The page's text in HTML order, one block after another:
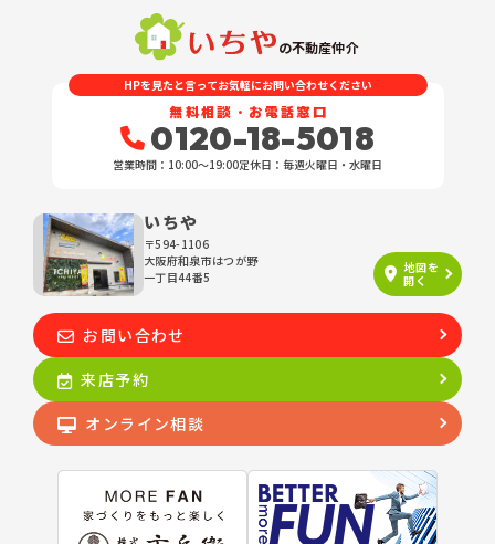
(5) 保有するお客さま情報について、お客さま本人からの開示、訂正、
削除、利用停止の依頼を所定の窓口でお受けして、誠意をもって対応い
具体的には、以下の内容に従ってお客さま情報の取り扱いをいたしま
３．お客様の情報の利用目的
り、各種の申込みの受付、訪問、提案、見積、各種の工事やサービス提
供等の機会に、当社が直接あるいは協力会社又は業務委託先等を通じ
て、お客さまの個人情報（お客さまの電子メールアドレス、氏名、住
所、電話番号等）を取得いたしますが、これらの個人情報は下記の目的
に利用させていただきます。
(1) 不動産についてのサービスの提供
(2) 不動産についてのサービスのアフターサービスの提供
(3) 不動産についてのサービスのお知らせ・ＰＲ、調査・データ集積、
研究開発
(4) ウェブサイトシステム管理会社（以下「サイト管理会社」といいま
す。）への提供。
(5) その他上記(1)から(4)に附随する業務の実施
なお、当社は、サイト管理会社が提供するサービス改善に必要な範囲
で、お客様の個人データをサイト管理会社に提供します。
このように提供された個人データにつきましては、サイト管理会社にお
いて管理されることとなります。
の不動産仲介
HPを見たと言ってお気軽にお問い合わせください
無料相談・お電話窓口
0120-18-5018
営業時間：10:00〜19:00定休日：毎週火曜日・水曜日
いちや
〒594-1106
大阪府和泉市はつが野
一丁目44番5
地図を
開く
お問い合わせ
来店予約
オンライン相談